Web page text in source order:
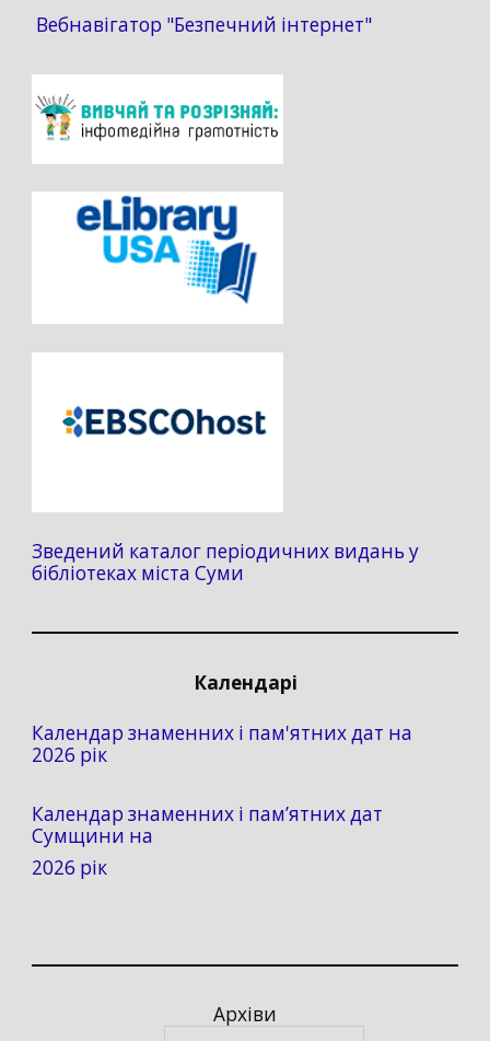
Вебнавігатор "Безпечний інтернет"
Зведений каталог періодичних видань у
бібліотеках міста Суми
Календарі
Календар знаменних і пам'ятних дат на
2026 рік
Календар знаменних і пам’ятних дат
Сумщини на
2026 рік
Архіви